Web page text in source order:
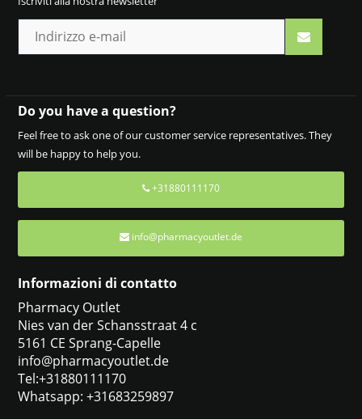
Do you have a question?
Feel free to ask one of our customer service representatives. They
will be happy to help you.
+31880111170
info@pharmacyoutlet.de
Informazioni di contatto
Pharmacy Outlet
Nies van der Schansstraat 4 c
5161 CE Sprang-Capelle
info@pharmacyoutlet.de
Tel:+31880111170
Whatsapp: +31683259897